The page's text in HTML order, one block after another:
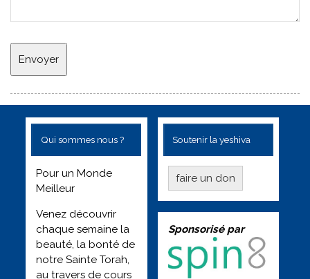
Envoyer
Qui sommes nous ?
Pour un Monde
Meilleur
Venez découvrir
chaque semaine la
beauté, la bonté de
notre Sainte Torah,
au travers de cours
Soutenir la yeshiva
faire un don
Sponsorisé par